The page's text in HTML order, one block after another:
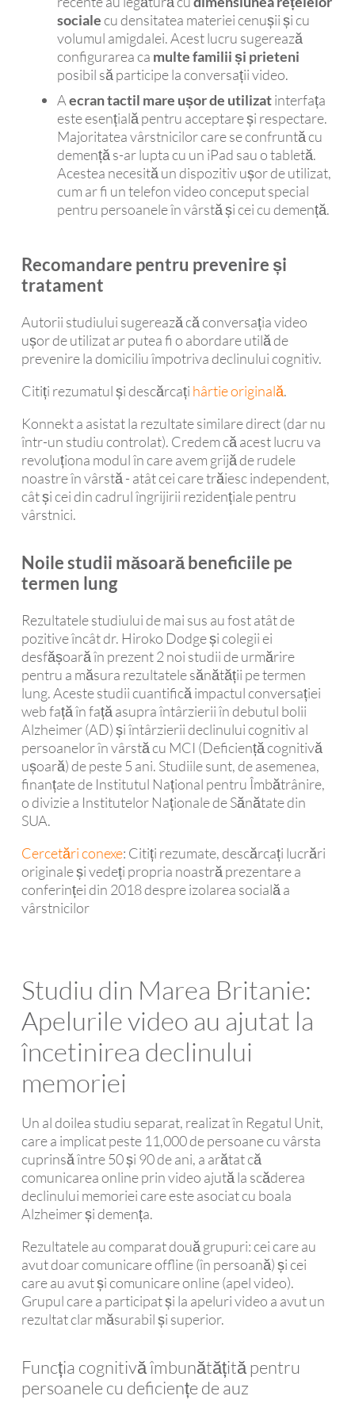
socialecu densitatea materiei cenușii și cu
volumul amigdalei. Acest lucru sugerează
configurarea ca multe familii și prieteni
posibil să participe la conversații video.
Aecran tactil mare ușor de utilizatinterfața
este esențială pentru acceptare și respectare.
Majoritatea vârstnicilor care se confruntă cu
demență s-ar lupta cu un iPad sau o tabletă.
Acestea necesită un dispozitiv ușor de utilizat,
cum ar fi un telefon video conceput special
pentru persoanele în vârstă și cei cu demență.
Recomandare pentru prevenire și
tratament
Autorii studiului sugerează că conversația video
ușor de utilizat ar putea fi o abordare utilă de
prevenire la domiciliu împotriva declinului cognitiv.
Citiți rezumatul și descărcați hârtie originală.
Konnekt a asistat la rezultate similare direct (dar nu
într-un studiu controlat). Credem că acest lucru va
revoluționa modul în care avem grijă de rudele
noastre în vârstă - atât cei care trăiesc independent,
cât și cei din cadrul îngrijirii rezidențiale pentru
vârstnici.
Noile studii măsoară beneficiile pe
termen lung
Rezultatele studiului de mai sus au fost atât de
pozitive încât dr. Hiroko Dodge și colegii ei
desfășoară în prezent 2 noi studii de urmărire
pentru a măsura rezultatele sănătății pe termen
lung. Aceste studii cuantifică impactul conversației
web față în față asupra întârzierii în debutul bolii
Alzheimer (AD) și întârzierii declinului cognitiv al
persoanelor în vârstă cu MCI (Deficiență cognitivă
ușoară) de peste 5 ani. Studiile sunt, de asemenea,
finanțate de Institutul Național pentru Îmbătrânire,
o divizie a Institutelor Naționale de Sănătate din
SUA.
Cercetări conexe: Citiți rezumate, descărcați lucrări
originale și vedeți propria noastră prezentare a
conferinței din 2018 despre izolarea socială a
vârstnicilor
Studiu din Marea Britanie:
Apelurile video au ajutat la
încetinirea declinului
memoriei
Un al doilea studiu separat, realizat în Regatul Unit,
care a implicat peste 11,000 de persoane cu vârsta
cuprinsă între 50 și 90 de ani, a arătat că
comunicarea online prin video ajută la scăderea
declinului memoriei care este asociat cu boala
Alzheimer și demența.
Rezultatele au comparat două grupuri: cei care au
avut doar comunicare offline (în persoană) și cei
care au avut și comunicare online (apel video).
Grupul care a participat și la apeluri video a avut un
rezultat clar măsurabil și superior.
Funcția cognitivă îmbunătățită pentru
persoanele cu deficiențe de auz